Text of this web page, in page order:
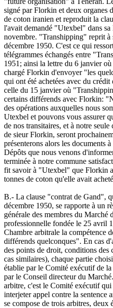
signé par Florkin et deux organes
de coton iranien et reproduit la
l'avait demandé "Utexbel" dans
novembre. "Transhipping" reprit à
décembre 1950. C'est ce qui
télégrammes échangés entre
1951; ainsi la lettre du 6 janvier
chargé Florkin d'envoyer "les
qui ont été achetées avec du
celle du 15 janvier où
certains différends avec Florkin:
des opérations auxquelles nous
Utexbel et pouvons vous assurer
de nos transitaires, et à notre
de sieur Florkin, seront
présenterons alors les documents
Dépôts que nous venons
terminée à notre commune
fit savoir à "Utexbel" que Florkin
tonnes de coton qu'elle avait
B.- La clause "contrat de Gand",
décembre 1950, se rapporte à un
générale des membres du Marché
professionnelle fondée le 25 avril
Chambre arbitrale la compétence
différends quelconques". En cas
des points de droit, conditions des
cas similaires), chaque partie
établie par le Comité exécutif de
par le Conseil directeur du
arbitre, c'est le Comité exécutif
interjeter appel contre la sentence
se compose de trois arbitres, deux